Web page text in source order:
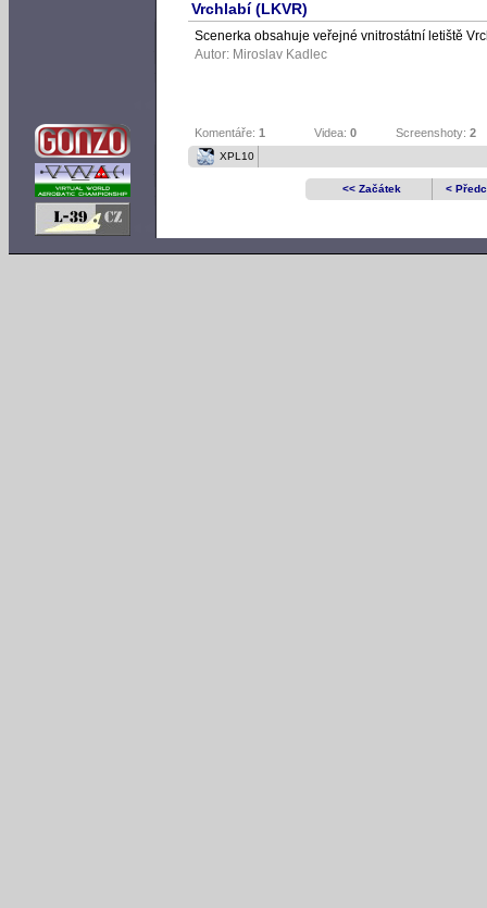
Vrchlabí (LKVR)
Scenerka obsahuje veřejné vnitrostátní letiště
Autor: Miroslav Kadlec
Komentáře: 1 Videa: 0 Screenshoty: 2
XPL10
<< Začátek <